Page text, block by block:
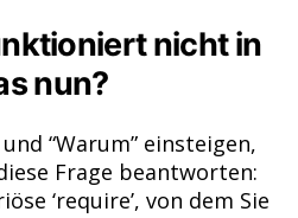
nicht in
nun?
“Warum” einsteigen,
Frage beantworten:
‘require’, von dem Sie